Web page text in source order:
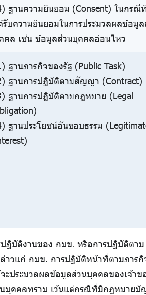
ฐานความยินยอม (Consent) ในกรณี
รับความยินยอมในการประมวลผลข้อมู
คล เช่น ข้อมูลส่วนบุคคลอ่อนไหว
ฐานภารกิจของรัฐ (Public Task)
ฐานการปฏิบัติตามสัญญา (Contract)
ฐานการปฏิบัติตามกฎหมาย (Legal
ฐานประโยชน์อันชอบธรรม
ฏิบัติงานของ กบข. หรือการปฏิบัติตาม
วแก่ กบข. การปฏิบัติหน้าที่ตามภารกิ
ประมวลผลข้อมูลส่วนบุคคลของเจ้าข
นบุคคลทราบ เว้นแต่กรณีที่มีกฎหมาย